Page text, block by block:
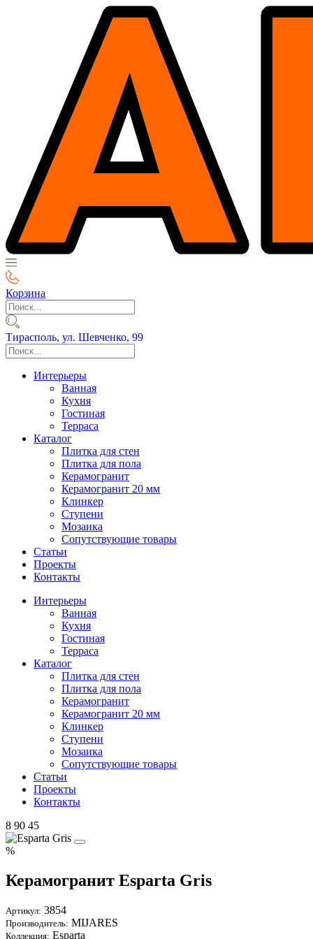
Корзина
Тирасполь, ул. Шевченко, 99
Интерьеры
Ванная
Кухня
Гостиная
Терраса
Каталог
Плитка для стен
Плитка для пола
Керамогранит
Керамогранит 20 мм
Клинкер
Ступени
Мозаика
Сопутствующие товары
Статьи
Проекты
Контакты
Интерьеры
Ванная
Кухня
Гостиная
Терраса
Каталог
Плитка для стен
Плитка для пола
Керамогранит
Керамогранит 20 мм
Клинкер
Ступени
Мозаика
Сопутствующие товары
Статьи
Проекты
Контакты
8 90 45
%
Керамогранит Esparta Gris
Артикул: 3854
Производитель: MIJARES
Коллекция: Esparta